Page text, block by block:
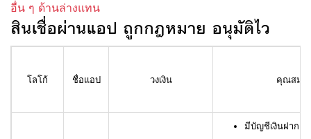
อื่น ๆ ด้านล่างแทน
สินเชื่อผ่านแอป ถูกกฎหมาย อนุมัติไว
โลโก้ ชื่อแอป วงเงิน คุณสมบั
มีบัญชีเงินฝาก